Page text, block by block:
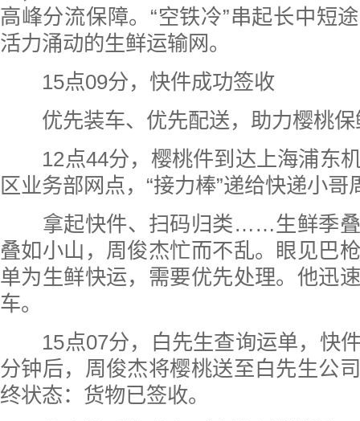
高峰分流保障。“空铁冷”串起长中短
活力涌动的生鲜运输网。
15点09分，快件成功签收
优先装车、优先配送，助力樱桃
12点44分，樱桃件到达上海浦东
区业务部网点，“接力棒”递给快递小哥
拿起快件、扫码归类……生鲜季叠
叠如小山，周俊杰忙而不乱。眼见巴
单为生鲜快运，需要优先处理。他迅
车。
15点07分，白先生查询运单，快
分钟后，周俊杰将樱桃送至白先生公
终状态：货物已签收。